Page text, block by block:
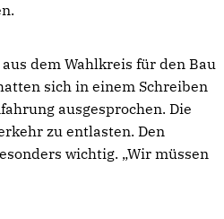
dem Wahlkreis für den Bau
sich in einem Schreiben
ausgesprochen. Die
zu entlasten. Den
wichtig. „Wir müssen